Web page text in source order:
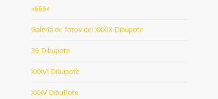
«666»
Galería de fotos del XXXIX Dibupote
39 Dibupote
XXXVI Dibupote
XXXV DibuPote